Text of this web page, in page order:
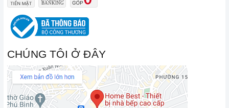
CHÚNG TÔI Ở ĐÂY